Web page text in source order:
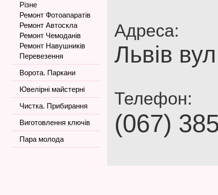
Різне
Ремонт Фотоапаратів
Ремонт Автоскла
Ремонт Чемоданів
Ремонт Навушників
Перевезення
Ворота. Паркани
Ювелірні майстерні
Чистка. Прибирання
Виготовлення ключів
Пара молода
Адреса:
Львів
Телефон:
(067)